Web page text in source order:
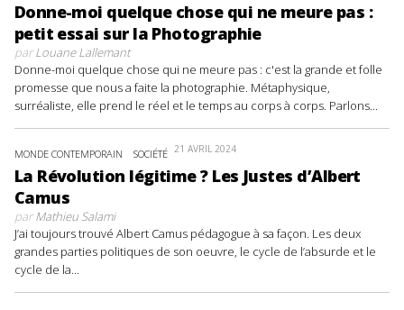
Donne-moi quelque chose qui ne meure pas :
petit essai sur la Photographie
parLouane Lallemant
Donne-moi quelque chose qui ne meure pas : c'est la grande et folle
promesse que nous a faite la photographie. Métaphysique,
surréaliste, elle prend le réel et le temps au corps à corps. Parlons...
MONDE CONTEMPORAIN SOCIÉTÉ 21 AVRIL 2024
La Révolution légitime ? Les Justes d’Albert
Camus
parMathieu Salami
J’ai toujours trouvé Albert Camus pédagogue à sa façon. Les deux
grandes parties politiques de son oeuvre, le cycle de l’absurde et le
cycle de la...